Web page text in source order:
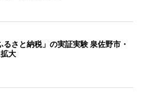
るさと納税」の実証実験 泉佐野市・
大